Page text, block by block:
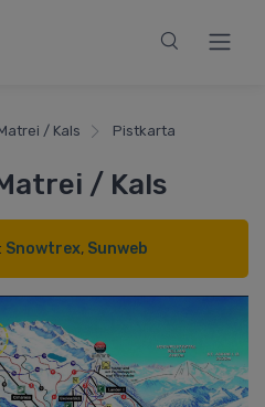
/ Kals Pistkarta
/ Kals
Snowtrex, Sunweb